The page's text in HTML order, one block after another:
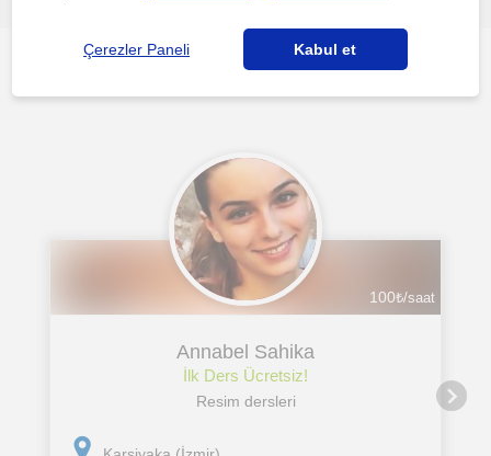
Diğer öğretmenler: Bornova ilgini çekebilecek
100₺/saat
Annabel Sahika
İlk Ders Ücretsiz!
Resim dersleri
Çerezler Paneli Kabul et